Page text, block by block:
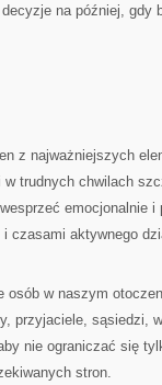
na później, gdy
z najważniejszych
trudnych chwilach
emocjonalnie i
czasami aktywnego
osób w naszym
przyjaciele, sąsiedzi,
nie ograniczać się
stron.